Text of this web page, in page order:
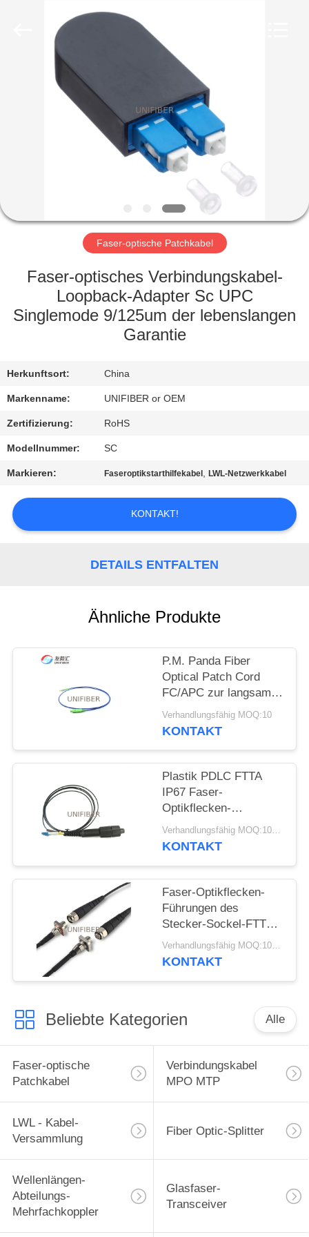
HAUS
PRODUKTE
FABRIK-
AUSFLUG
QUALITÄTSKONTROLLE
MIT
UNS
IN
VERBINDUNG
NACHRICHTEN
FORDERN
SITEMAP
PRIVACY
POLICY
Faser-optische Patchkabel
Faser-optisches Verbindungskabel-
Loopback-Adapter Sc UPC
Singlemode 9/125um der lebenslangen
Garantie
Herkunftsort: China
Markenname: UNIFIBER or OEM
Zertifizierung: RoHS
Modellnummer: SC
Markieren: Faseroptikstarthilfekabel ,LWL-Netzwerkkabel
KONTAKT!
DETAILS ENTFALTEN
Ähnliche Produkte
P.M. Panda Fiber
Optical Patch Cord
FC/APC zur langsamen
Achsen-Funktion
SC/APC
Verhandlungsfähig MOQ:10
KONTAKT
Plastik PDLC FTTA
IP67 Faser-
Optikflecken-
Duplexkabel LC zum
im Freien
Verhandlungsfähig MOQ:10pcs
KONTAKT
Faser-Optikflecken-
Führungen des
Stecker-Sockel-FTTA
ODC-2 ODC-4
Verhandlungsfähig MOQ:10pcs
KONTAKT
Beliebte Kategorien Alle
Faser-optische
Patchkabel
Verbindungskabel
MPO MTP
LWL - Kabel-
Versammlung
Fiber Optic-Splitter
Wellenlängen-
Abteilungs-
Mehrfachkoppler
Glasfaser-
Transceiver